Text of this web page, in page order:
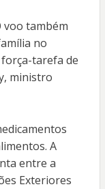
voo também
no
tarefa de
ministro
A
entre a
Exteriores